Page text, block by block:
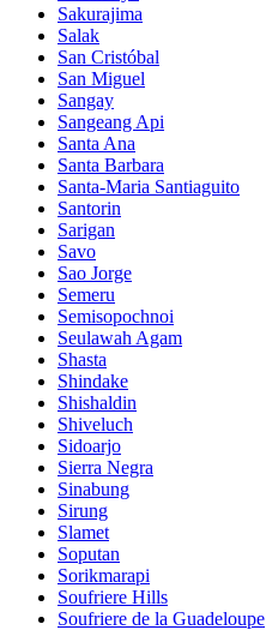
Sakurajima
Salak
San Cristóbal
San Miguel
Sangay
Sangeang Api
Santa Ana
Santa Barbara
Santa-Maria Santiaguito
Santorin
Sarigan
Savo
Sao Jorge
Semeru
Semisopochnoi
Seulawah Agam
Shasta
Shindake
Shishaldin
Shiveluch
Sidoarjo
Sierra Negra
Sinabung
Sirung
Slamet
Soputan
Sorikmarapi
Soufriere Hills
Soufriere de la Guadeloupe